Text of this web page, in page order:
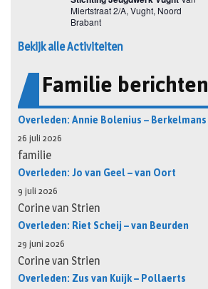
Bekijk alle Activiteiten
Familie berichten
Overleden: Annie Bolenius – Berkelmans
26 juli 2026
familie
Overleden: Jo van Geel – van Oort
9 juli 2026
Corine van Strien
Overleden: Riet Scheij – van Beurden
29 juni 2026
Corine van Strien
Overleden: Zus van Kuijk – Pollaerts